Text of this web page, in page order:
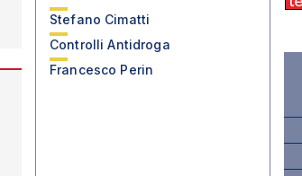
Stefano Cimatti
Controlli Antidroga
Francesco Perin